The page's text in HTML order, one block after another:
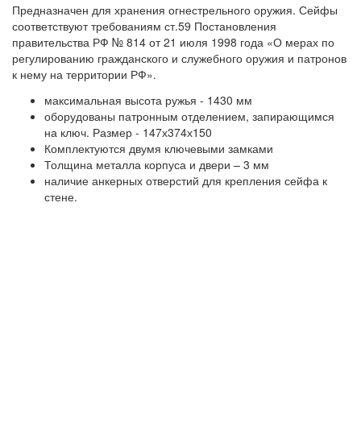
Предназначен для хранения огнестрельного оружия. Сейфы
соответствуют требованиям ст.59 Постановления
правительства РФ № 814 от 21 июля 1998 года «О мерах по
регулированию гражданского и служебного оружия и патронов
к нему на территории РФ».
максимальная высота ружья - 1430 мм
оборудованы патронным отделением, запирающимся
на ключ. Размер - 147х374х150
Комплектуются двумя ключевыми замками
Толщина металла корпуса и двери – 3 мм
наличие анкерных отверстий для крепления сейфа к
стене.